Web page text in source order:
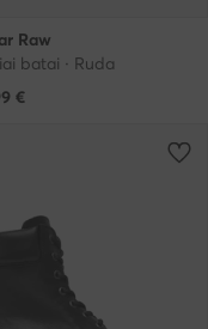
Raw
batai · Ruda
€